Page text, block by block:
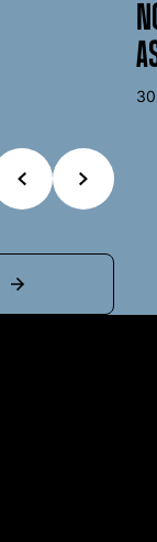
PrécédentSuivant